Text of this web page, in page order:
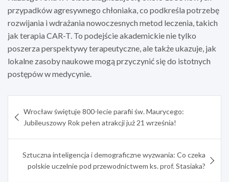
przypadków agresywnego chłoniaka, co podkreśla potrzebę
rozwijania i wdrażania nowoczesnych metod leczenia, takich
jak terapia CAR-T. To podejście akademickie nie tylko
poszerza perspektywy terapeutyczne, ale także ukazuje, jak
lokalne zasoby naukowe mogą przyczynić się do istotnych
postępów w medycynie.
wpisu
Wrocław świętuje 800-lecie parafii św. Maurycego:
Jubileuszowy Rok pełen atrakcji już 21 września!
Sztuczna inteligencja i demograficzne wyzwania: Co czeka
polskie uczelnie pod przewodnictwem ks. prof. Stasiaka?